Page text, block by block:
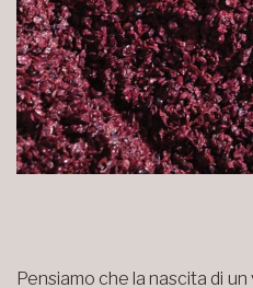
Pensiamo che la nascita di